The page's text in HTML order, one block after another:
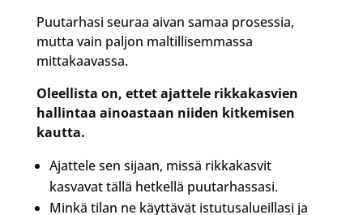
Puutarhasi seuraa aivan samaa prosessia,
mutta vain paljon maltillisemmassa
mittakaavassa.
Oleellista on, ettet ajattele rikkakasvien
hallintaa ainoastaan niiden kitkemisen
kautta.
Ajattele sen sijaan, missä rikkakasvit
kasvavat tällä hetkellä puutarhassasi.
Minkä tilan ne käyttävät istutusalueillasi ja